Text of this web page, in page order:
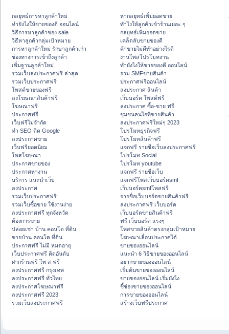
กลยุทธ์การหาลูกค้าใหม่
ทํายังไงให้ขายของดี ออนไลน์
วิธีการหาลูกค้าของ sale
วิธีหาลูกค้ากลุ่มเป้าหมาย
การหาลูกค้าใหม่ รักษาลูกค้าเก่า
ช่องทางการเข้าถึงลูกค้า
เพิ่มฐานลูกค้าใหม่
รวมเว็บลงประกาศฟรี ล่าสุด
รวมเว็บประกาศฟรี
โพสต์ขายของฟรี
ลงโฆษณาสินค้าฟรี
โฆษณาฟรี
ประกาศฟรี
เว็บฟรีไม่จำกัด
ทำ SEO ติด Google
ลงประกาศขาย
เว็บฟรียอดนิยม
โพสโฆษณา
ประกาศขายของ
ประกาศหางาน
บริการ แนะนำเว็บ
ลงประกาศ
รวมเว็บประกาศฟรี
รวมเว็บซื้อขาย ใช้งานง่าย
ลงประกาศฟรี ทุกจังหวัด
ต้องการขาย
ปล่อยเช่า บ้าน คอนโด ที่ดิน
ขายบ้าน คอนโด ที่ดิน
ประกาศฟรี ไม่มี หมดอายุ
เว็บประกาศฟรี ติดอันดับ
ฝากร้านฟรี โพ ส ฟรี
ลงประกาศฟรี กรุงเทพ
ลงประกาศฟรี ทั่วไทย
ลงประกาศโฆษณาฟรี
ลงประกาศฟรี 2023
รวมเว็บลงประกาศฟรี
หากลยุทธ์เพิ่มยอดขาย
ทําไงให้ลูกค้าเข้าร้านเยอะ ๆ
กลยุทธ์เพิ่มยอดขาย
เคล็ดลับขายของดี
ค้าขายไม่ดีทำอย่างไรดี
งานโพสโปรโมทงาน
ทํายังไงให้ขายของดี ออนไลน์
รวม SMFขายสินค้า
ประกาศฟรีออนไลน์
ลงประกาศ สินค้า
เว็บบอร์ด โพสต์ฟรี
ลงประกาศ ซื้อ-ขาย ฟรี
ชุมชนคนไอทีขายสินค้า
ลงประกาศฟรีใหม่ๆ 2023
โปรโมทธุรกิจฟรี
โปรโมทสินค้าฟรี
แจกฟรี รายชื่อเว็บลงประกาศฟรี
โปรโมท Social
โปรโมท youtube
แจกฟรี รายชื่อเว็บ
แจกฟรีโพสเว็บบอร์ดsmf
เว็บบอร์ดsmfโพสฟรี
รายชื่อเว็บบอร์ดขายสินค้าฟรี
ลงประกาศฟรี เว็บบอร์ด
เว็บบอร์ดขายสินค้าฟรี
ฟรี เว็บบอร์ด แรงๆ
โพสขายสินค้าตรงกลุ่มเป้าหมาย
โฆษณาเลื่อนประกาศได้
ขายของออนไลน์
แนะนำ 6 วิธีขายของออนไลน์
อยากขายของออนไลน์
เริ่มต้นขายของออนไลน์
ขายของออนไลน์ เริ่มยังไง
ชี้ช่องขายของออนไลน์
การขายของออนไลน์
สร้างเว็บฟรีประกาศ